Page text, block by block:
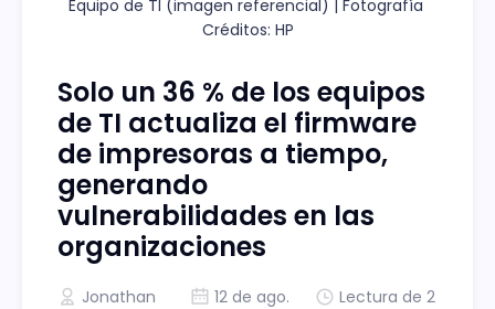
Equipo de TI (imagen referencial) | Fotografía
Créditos: HP
Solo un 36 % de los equipos
de TI actualiza el firmware
de impresoras a tiempo,
generando
vulnerabilidades en las
organizaciones
Jonathan
12 de ago.
Lectura de 2